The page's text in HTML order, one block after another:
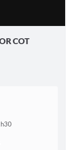
COT